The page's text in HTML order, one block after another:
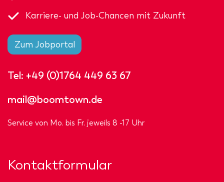
Karriere- und Job-Chancen mit Zukunft
Zum Jobportal
Tel: +49 (0)1764 449 63 67
mail@boomtown.de
Service von Mo. bis Fr. jeweils 8 -17 Uhr
Kontaktformular